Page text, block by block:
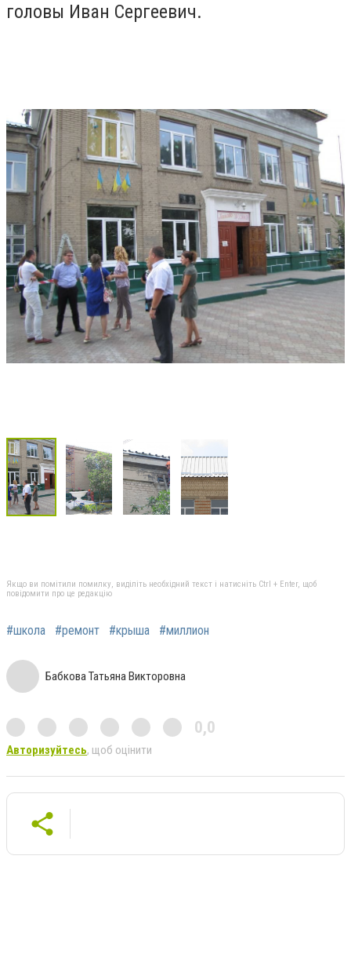
головы Иван Сергеевич.
Якщо ви помітили помилку, виділіть необхідний текст і натисніть Ctrl + Enter, щоб
повідомити про це редакцію
#школа #ремонт #крыша #миллион
Бабкова Татьяна Викторовна
0,0
Авторизуйтесь, щоб оцінити